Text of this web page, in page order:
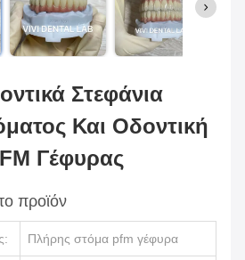
Στεφάνια
Και Οδοντική
Γέφυρας
προϊόν
Πλήρης στόμα pfm γέφυρα